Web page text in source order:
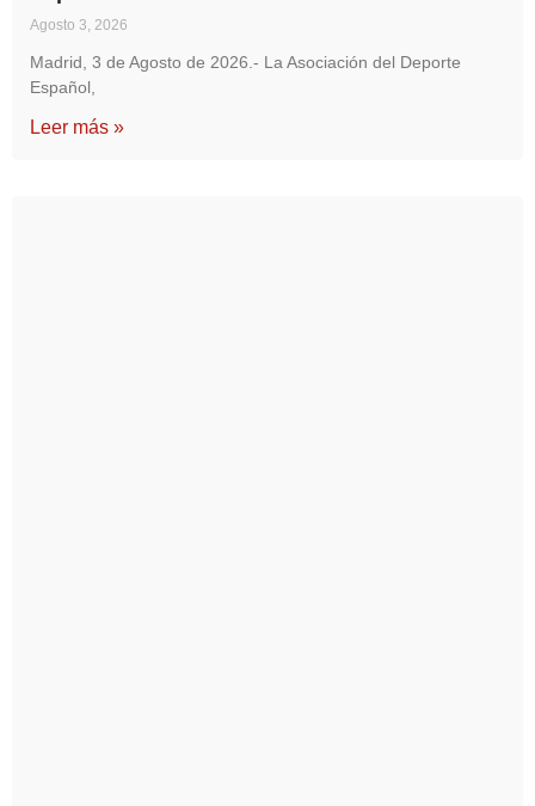
Agosto 3, 2026
Madrid, 3 de Agosto de 2026.- La Asociación del Deporte
Español,
Leer más »